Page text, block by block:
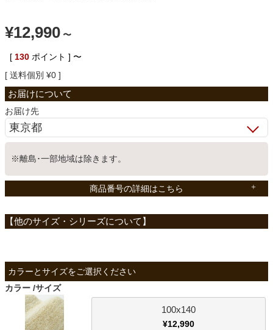
収納家具
ファブリック
カーテン
¥12,990 〜
[ 130 ポイント ] 〜
送料個別 ¥0
お届け先
※離島･一部地域は除きます。
商品番号の詳細はこちら
カラー サイズ
100x140
¥12,990